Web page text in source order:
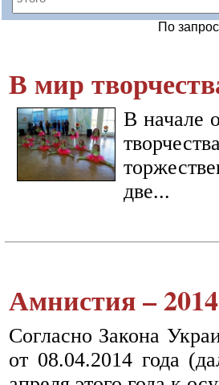
По
В мир
В начале
две...
Амнистия –
Согласно Закона
от 08.04.2014 года